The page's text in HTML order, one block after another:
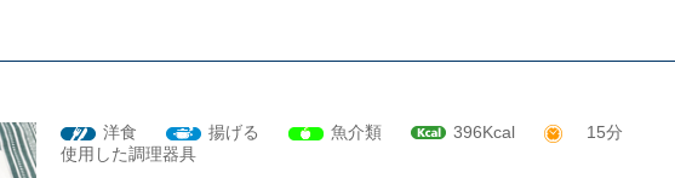
洋食 揚げる 魚介類 396Kcal
15分
使用した調理器具